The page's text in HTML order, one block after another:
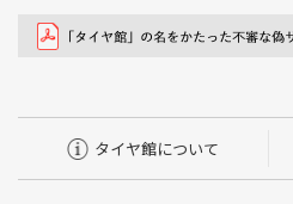
タイヤ館について